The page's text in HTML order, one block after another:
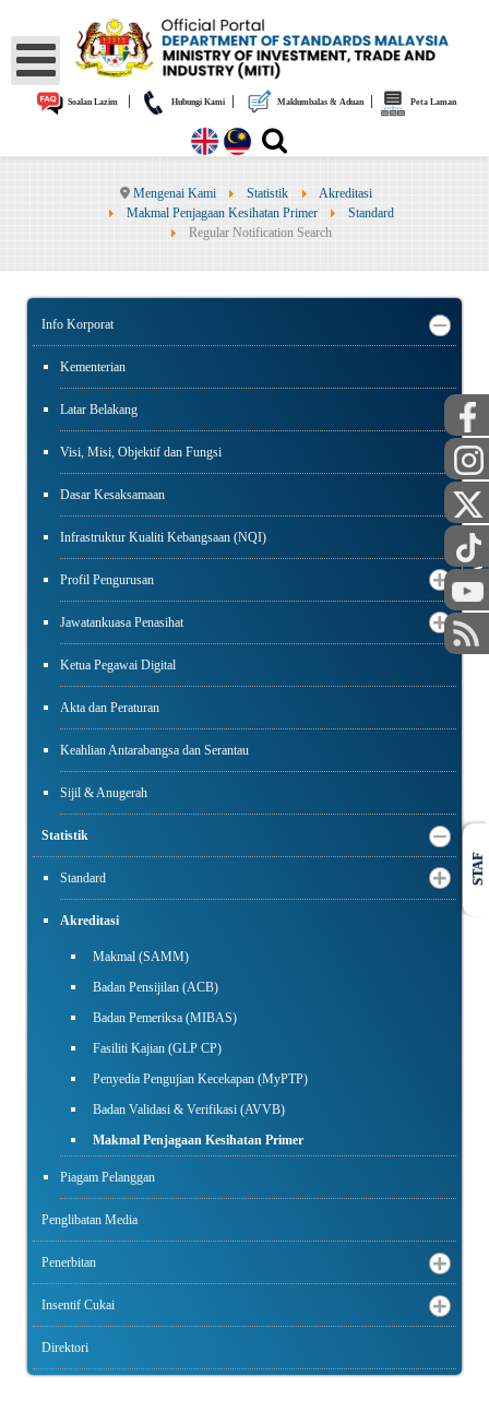
Soalan Lazim| Hubungi Kami| Maklumbalas & Aduan| Peta Laman
Mengenai Kami Statistik
Akreditasi
Makmal Penjagaan Kesihatan Primer
Standard
Regular Notification Search
Info Korporat
Kementerian
Latar Belakang
Visi, Misi, Objektif dan Fungsi
Dasar Kesaksamaan
Infrastruktur Kualiti Kebangsaan (NQI)
Profil Pengurusan
Jawatankuasa Penasihat
Ketua Pegawai Digital
Akta dan Peraturan
Keahlian Antarabangsa dan Serantau
Sijil & Anugerah
Statistik
Standard
Akreditasi
Makmal (SAMM)
Badan Pensijilan (ACB)
Badan Pemeriksa (MIBAS)
Fasiliti Kajian (GLP CP)
Penyedia Pengujian Kecekapan (MyPTP)
Badan Validasi & Verifikasi (AVVB)
Makmal Penjagaan Kesihatan Primer
Piagam Pelanggan
Penglibatan Media
Penerbitan
Insentif Cukai
Direktori
AWAM
STAF